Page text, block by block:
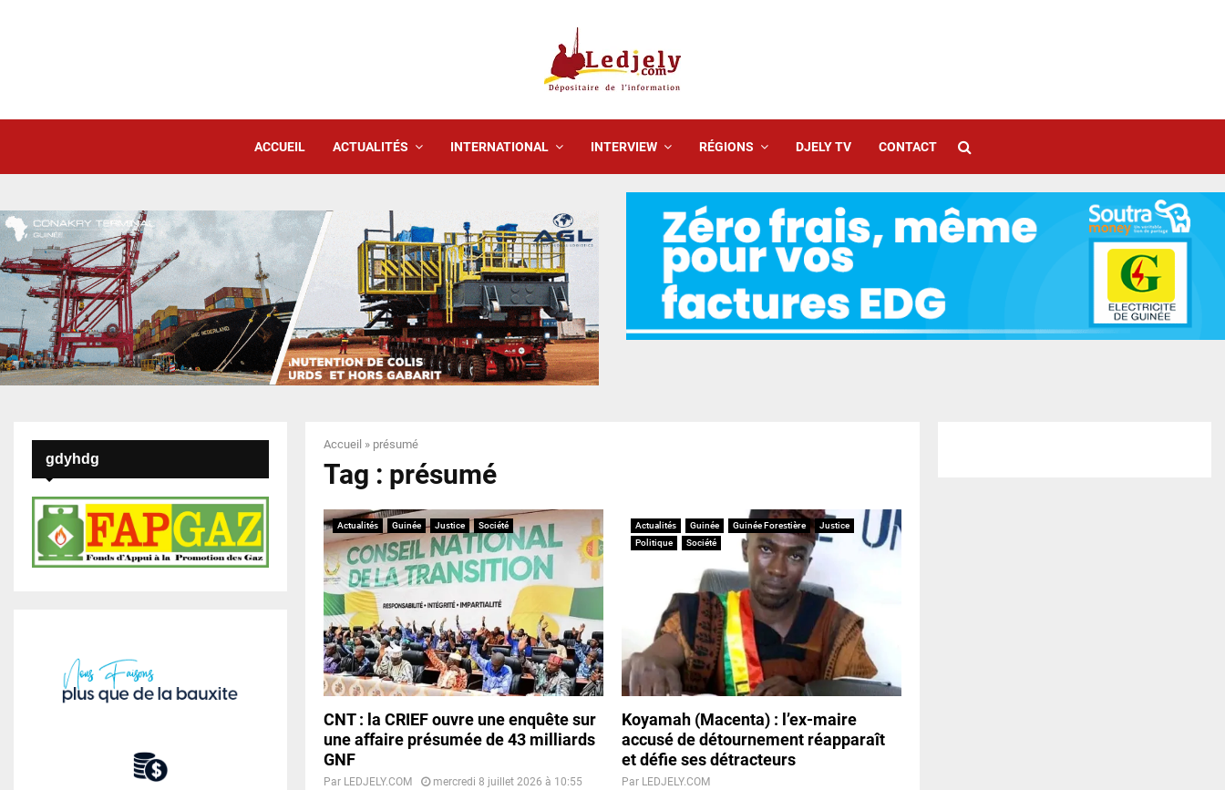
ACCUEIL ACTUALITÉS INTERNATIONAL INTERVIEW RÉGIONS DJELY TV CONTACT
Accueil » présumé
Tag : présumé
Actualités Guinée Justice Société
CNT : la CRIEF ouvre une enquête sur
une affaire présumée de 43 milliards
GNF
Par LEDJELY.COM mercredi 8 juillet 2026 à 10:55
Actualités Guinée Guinée Forestière
Justice
Politique
Société
Koyamah (Macenta) : l’ex-maire
accusé de détournement réapparaît
et défie ses détracteurs
Par LEDJELY.COM
gdyhdg